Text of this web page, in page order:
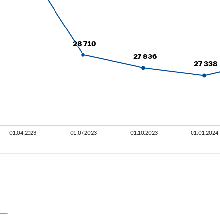
28 710
28 710
27 836
27 836
27 338
27 338
01.04.2023 01.07.2023 01.10.2023 01.01.2024